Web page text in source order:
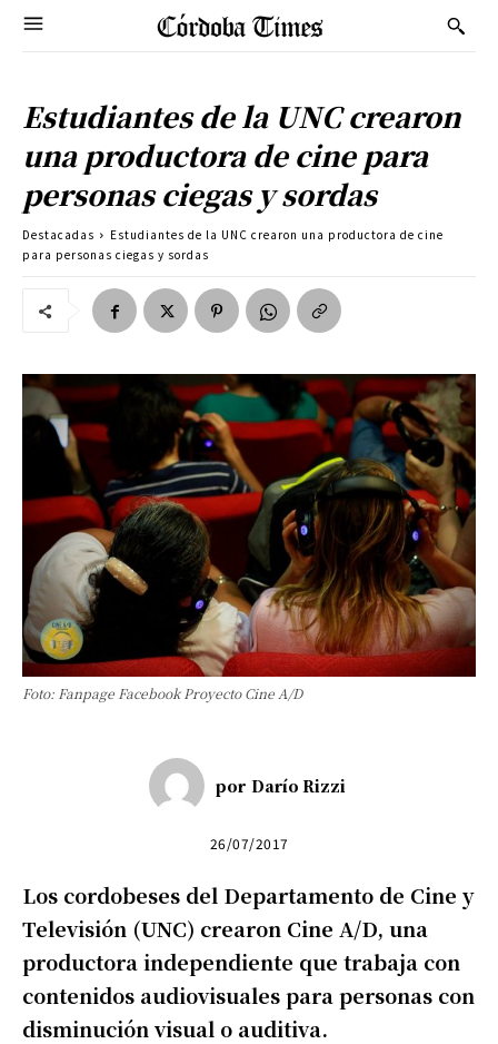
Estudiantes de la UNC crearon
una productora de cine para
personas ciegas y sordas
Destacadas
Estudiantes de la UNC crearon una productora de cine
para personas ciegas y sordas
Foto: Fanpage Facebook Proyecto Cine A/D
por Darío Rizzi
26/07/2017
Los cordobeses del Departamento de Cine y
Televisión (UNC) crearon Cine A/D, una
productora independiente que trabaja con
contenidos audiovisuales para personas con
disminución visual o auditiva.